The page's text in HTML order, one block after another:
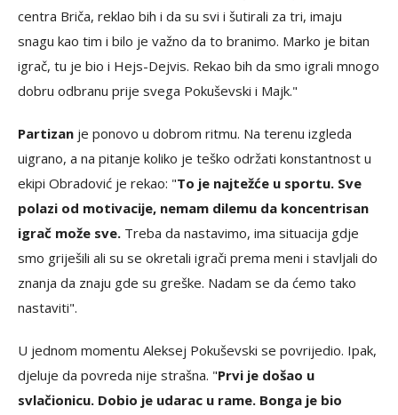
centra Briča, reklao bih i da su svi i šutirali za tri, imaju
snagu kao tim i bilo je važno da to branimo. Marko je bitan
igrač, tu je bio i Hejs-Dejvis. Rekao bih da smo igrali mnogo
dobru odbranu prije svega Pokuševski i Majk."
Partizan je ponovo u dobrom ritmu. Na terenu izgleda
uigrano, a na pitanje koliko je teško održati konstantnost u
ekipi Obradović je rekao: "To je najtežće u sportu. Sve
polazi od motivacije, nemam dilemu da koncentrisan
igrač može sve. Treba da nastavimo, ima situacija gdje
smo griješili ali su se okretali igrači prema meni i stavljali do
znanja da znaju gde su greške. Nadam se da ćemo tako
nastaviti".
U jednom momentu Aleksej Pokuševski se povrijedio. Ipak,
djeluje da povreda nije strašna. "Prvi je došao u
svlačionicu. Dobio je udarac u rame. Bonga je bio